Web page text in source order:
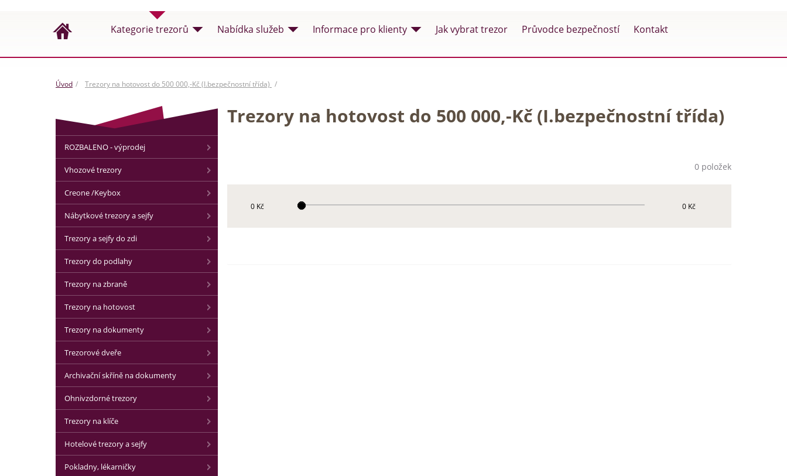
Kategorie trezorů Nabídka služeb Informace pro klienty Jak vybrat trezor Průvodce bezpečností Kontakt
Úvod Trezory na hotovost do 500 000,-Kč (I.bezpečnostní třída)
Trezory na hotovost do 500 000,-Kč (I.bezpečnostní třída)
0 položek
0 Kč 0 Kč
ROZBALENO - výprodej
Vhozové trezory
Creone /Keybox
Nábytkové trezory a sejfy
Trezory a sejfy do zdi
Trezory do podlahy
Trezory na zbraně
Trezory na hotovost
Trezory na dokumenty
Trezorové dveře
Archivační skříně na dokumenty
Ohnivzdorné trezory
Trezory na klíče
Hotelové trezory a sejfy
Pokladny, lékarničky